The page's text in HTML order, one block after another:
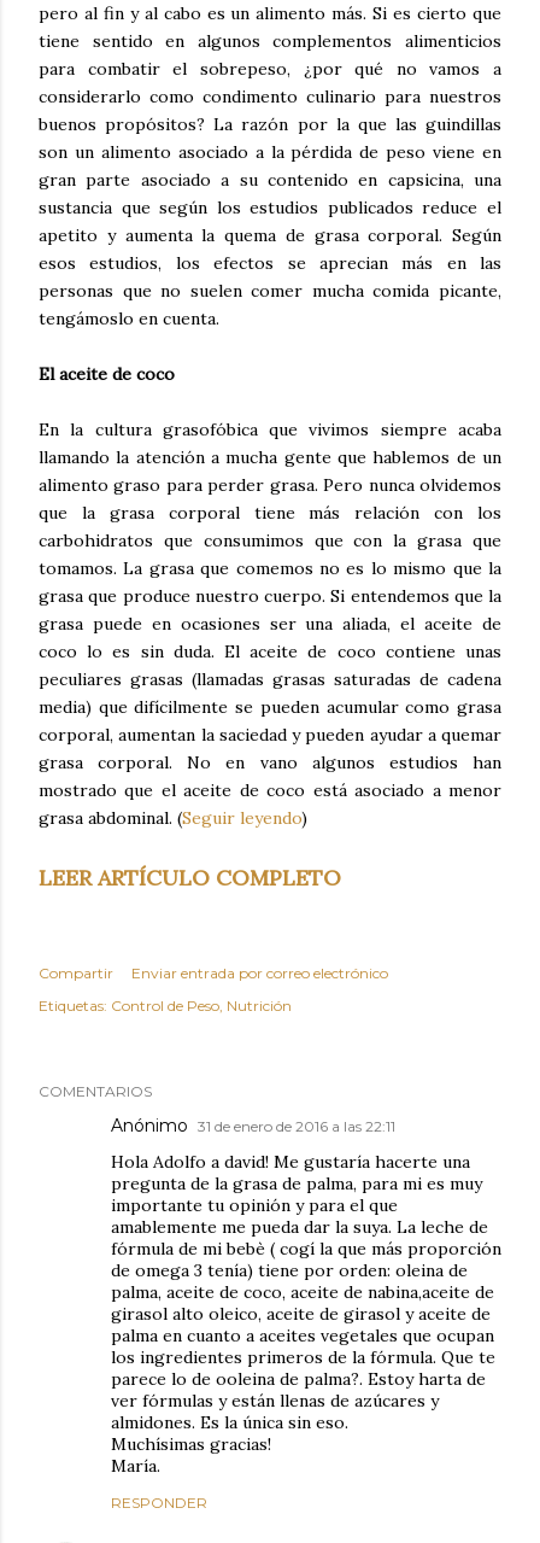
pero al fin y al cabo es un alimento más. Si es cierto que
tiene sentido en algunos complementos alimenticios
para combatir el sobrepeso, ¿por qué no vamos a
considerarlo como condimento culinario para nuestros
buenos propósitos? La razón por la que las guindillas
son un alimento asociado a la pérdida de peso viene en
gran parte asociado a su contenido en capsicina, una
sustancia que según los estudios publicados reduce el
apetito y aumenta la quema de grasa corporal. Según
esos estudios, los efectos se aprecian más en las
personas que no suelen comer mucha comida picante,
tengámoslo en cuenta.
El aceite de coco
En la cultura grasofóbica que vivimos siempre acaba
llamando la atención a mucha gente que hablemos de un
alimento graso para perder grasa. Pero nunca olvidemos
que la grasa corporal tiene más relación con los
carbohidratos que consumimos que con la grasa que
tomamos. La grasa que comemos no es lo mismo que la
grasa que produce nuestro cuerpo. Si entendemos que la
grasa puede en ocasiones ser una aliada, el aceite de
coco lo es sin duda. El aceite de coco contiene unas
peculiares grasas (llamadas grasas saturadas de cadena
media) que difícilmente se pueden acumular como grasa
corporal, aumentan la saciedad y pueden ayudar a quemar
grasa corporal. No en vano algunos estudios han
mostrado que el aceite de coco está asociado a menor
grasa abdominal. (Seguir leyendo)
LEER ARTÍCULO COMPLETO
Compartir
Enviar entrada por correo electrónico
Etiquetas: Control de Peso Nutrición
COMENTARIOS
Anónimo 31 de enero de 2016 a las 22:11
Hola Adolfo a david! Me gustaría hacerte una
pregunta de la grasa de palma, para mi es muy
importante tu opinión y para el que
amablemente me pueda dar la suya. La leche de
fórmula de mi bebè ( cogí la que más proporción
de omega 3 tenía) tiene por orden: oleina de
palma, aceite de coco, aceite de nabina,aceite de
girasol alto oleico, aceite de girasol y aceite de
palma en cuanto a aceites vegetales que ocupan
los ingredientes primeros de la fórmula. Que te
parece lo de ooleina de palma?. Estoy harta de
ver fórmulas y están llenas de azúcares y
almidones. Es la única sin eso.
Muchísimas gracias!
María.
RESPONDER